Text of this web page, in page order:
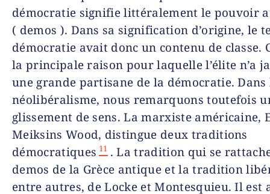
démocratie signifie littéralement le pouvoir
( demos ). Dans sa signification d’origine, le
démocratie avait donc un contenu de classe.
la principale raison pour laquelle l’élite n’a
une grande partisane de la démocratie. Dans
néolibéralisme, nous remarquons toutefois
glissement de sens. La marxiste américaine,
Meiksins Wood, distingue deux traditions
démocratiques 11 . La tradition qui se
demos de la Grèce antique et la tradition
entre autres, de Locke et Montesquieu. Il est